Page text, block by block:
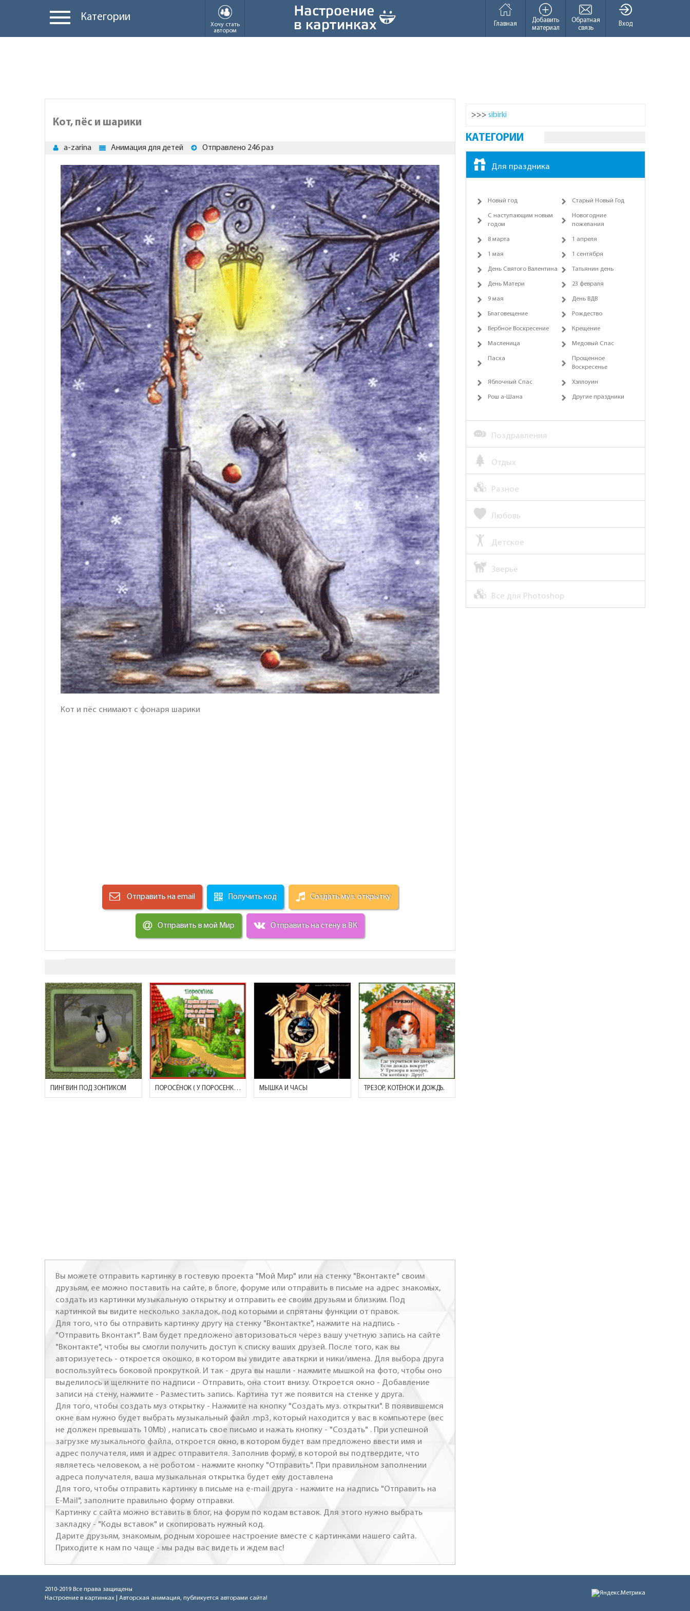
Категории
Хочу стать
автором
Вход
Обратная
связь
Добавить
материал
Главная
Кот, пёс и шарики
a-zarina Анимация для детей Отправлено 246 раз
Кот и пёс снимают с фонаря шарики
Отправить на email Получить код Создать муз. открытку
Отправить в мой Мир Отправить на стену в ВК
ПИНГВИН ПОД ЗОНТИКОМ ПОРОСЁНОК ( У ПОРОСЕНКА ХВОСТ КРЮЧКОМ..) МЫШКА И ЧАСЫ ТРЕЗОР, КОТЁНОК И ДОЖДЬ.
Вы можете отправить картинку в гостевую проекта "Мой Мир" или на стенку "Вконтакте" своим
друзьям, ее можно поставить на сайте, в блоге, форуме или отправить в письме на адрес знакомых,
создать из картинки музыкальную открытку и отправить ее своим друзьям и близким. Под
картинкой вы видите несколько закладок, под которыми и спрятаны функции от правок.
Для того, что бы отправить картинку другу на стенку "Вконтактке", нажмите на надпись -
"Отправить Вконтакт". Вам будет предложено авторизоваться через вашу учетную запись на сайте
"Вконтакте", чтобы вы смогли получить доступ к списку ваших друзей. После того, как вы
авторизуетесь - откроется окошко, в котором вы увидите аваткрки и ники/имена. Для выбора друга
воспользуйтесь боковой прокруткой. И так - друга вы нашли - нажмите мышкой на фото, чтобы оно
выделилось и щелкните по надписи - Отправить, она стоит внизу. Откроется окно - Добавление
записи на стену, нажмите - Разместить запись. Картина тут же появится на стенке у друга.
Для того, чтобы создать муз открытку - Нажмите на кнопку "Создать муз. открытки". В появившемся
окне вам нужно будет выбрать музыкальный файл .mp3, который находится у вас в компьютере (вес
не должен превышать 10Mb) , написать свое письмо и нажать кнопку - "Создать" . При успешной
загрузке музыкального файла, откроется окно, в котором будет вам предложено ввести имя и
адрес получателя, имя и адрес отправителя. Заполнив форму, в которой вы подтвердите, что
являетесь человеком, а не роботом - нажмите кнопку "Отправить". При правильном заполнении
адреса получателя, ваша музыкальная открытка будет ему доставлена
Для того, чтобы отправить картинку в письме на e-mail друга - нажмите на надпись "Отправить на
E-Mail", заполните правильно форму отправки.
Картинку с сайта можно вставить в блог, на форум по кодам вставок. Для этого нужно выбрать
закладку - "Коды вставок" и скопировать нужный код.
Дарите друзьям, знакомым, родным хорошее настроение вместе с картинками нашего сайта.
Приходите к нам по чаще - мы рады вас видеть и ждем вас!
>>> sibirki
КАТЕГОРИИ
Для праздника
Новый год Старый Новый Год
С наступающим новым
годом
Новогодние
пожелания
8 марта 1 апреля
1 мая 1 сентября
День Святого Валентина Татьянин день
День Матери 23 февраля
9 мая День ВДВ
Благовещение Рождество
Вербное Воскресение Крещение
Масленица Медовый Спас
Пасха
Прощенное
Воскресенье
Яблочный Спас Хэллоуин
Рош а-Шана Другие праздники
Поздравления
Отдых
Разное
Любовь
Детское
Зверьё
Все для Photoshop
2010-2019 Все права защищены
Настроение в картинках | Авторская анимация, публикуется авторами сайта!